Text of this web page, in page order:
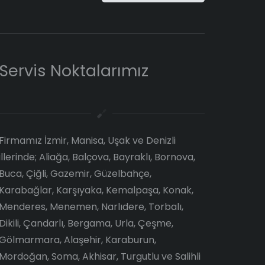
Servis Noktalarımız
Firmamız İzmir, Manisa, Uşak ve Denizli
Aliağa, Balçova, Bayraklı, Bornova,
Buca, Çiğli, Gazemir, Güzelbahçe,
Karabağlar, Karşıyaka, Kemalpaşa, Konak,
Menderes, Menemen, Narlıdere, Torbalı,
Dikili, Çandarlı, Bergama, Urla, Çeşme,
Alaşehir, Karaburun,
Mordoğan, Soma, Akhisar, Turgutlu ve Salihli